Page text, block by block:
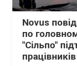
Novus
по
"Сільпо"
працівників